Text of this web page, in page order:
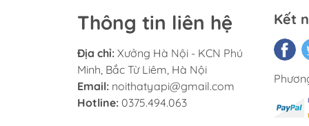
Thông tin liên hệ
Địa chỉ: Xưởng Hà Nội - KCN Phú
Minh, Bắc Từ Liêm, Hà Nội
Email: noithatyapi@gmail.com
Hotline: 0375.494.063
Kết